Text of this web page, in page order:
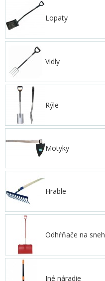
Lopaty
Vidly
Rýle
Motyky
Hrable
Odhŕňače na sneh
Iné náradie